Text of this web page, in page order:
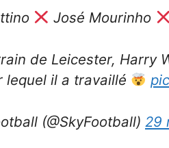
José Mourinho
de Leicester, Harry
lequel il a travaillé
(@SkyFootball) 29